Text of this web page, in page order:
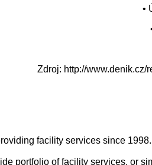
•
Zdroj: http://www.denik.cz/
facility services since
portfolio of facility services, or